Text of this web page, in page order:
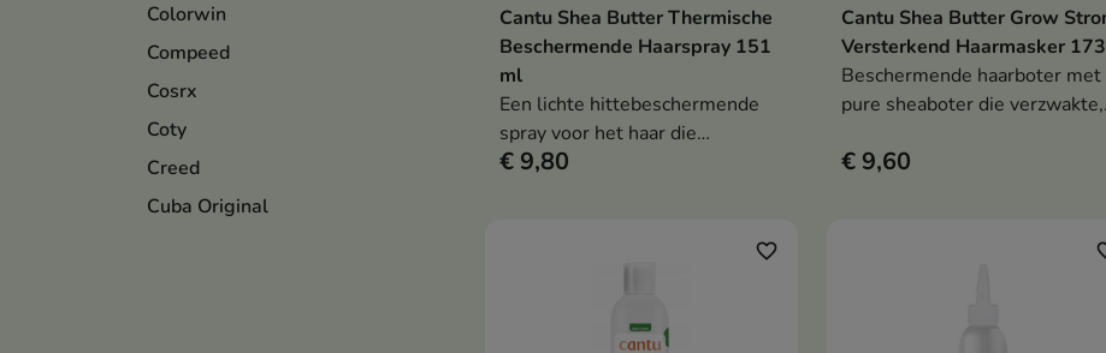
Colorwin
Compeed
Cosrx
Coty
Creed
Cuba Original
In winkelwagen
Cantu Shea Butter Thermische
Beschermende Haarspray 151
ml
Een lichte hittebeschermende
spray voor het haar die
beschermt tegen temperaturen
glans geeft zonder het haar te
€ 9,80
In winkelwagen
Cantu Shea Butter Grow
Versterkend Haarmasker
Beschermende haarboter met
pure sheaboter die verzwakte,
hydrateert en beschermt, en
€ 9,60
favorite_border